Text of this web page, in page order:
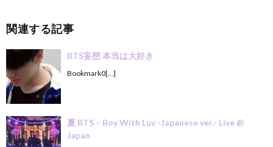
関連する記事
BTS妄想 本当は大好き
Bookmark0[…]
夏 BTS – Boy With Luv -Japanese ver.- Live @
Japan